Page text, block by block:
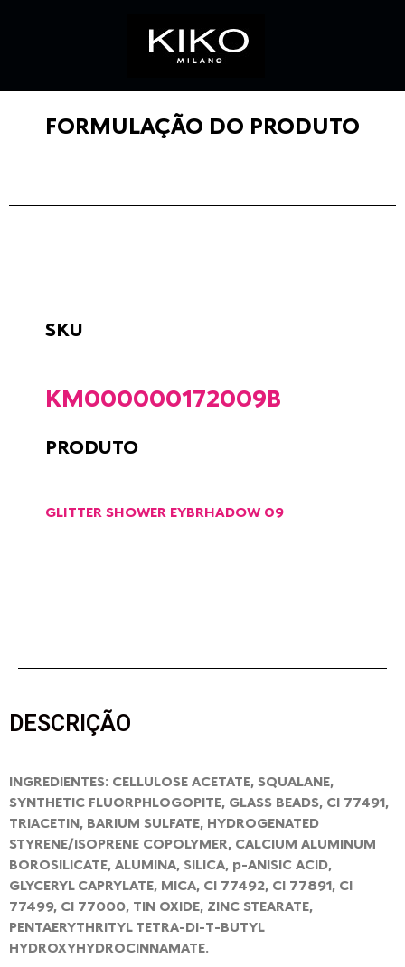
FORMULAÇÃO DO PRODUTO
SKU
KM000000172009B
PRODUTO
GLITTER SHOWER EYBRHADOW 09
DESCRIÇÃO
INGREDIENTES: CELLULOSE ACETATE, SQUALANE,
SYNTHETIC FLUORPHLOGOPITE, GLASS BEADS, CI 77491,
TRIACETIN, BARIUM SULFATE, HYDROGENATED
STYRENE/ISOPRENE COPOLYMER, CALCIUM ALUMINUM
BOROSILICATE, ALUMINA, SILICA, p-ANISIC ACID,
GLYCERYL CAPRYLATE, MICA, CI 77492, CI 77891, CI
77499, CI 77000, TIN OXIDE, ZINC STEARATE,
PENTAERYTHRITYL TETRA-DI-T-BUTYL
HYDROXYHYDROCINNAMATE.